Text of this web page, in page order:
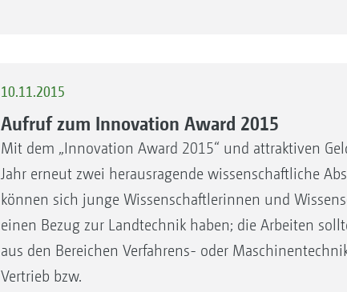
10.11.2015
Aufruf zum Innovation Award 2015
Mit dem „Innovation Award 2015“ und attraktiven
Jahr erneut zwei herausragende wissenschaftliche
können sich junge Wissenschaftlerinnen und
einen Bezug zur Landtechnik haben; die Arbeiten
aus den Bereichen Verfahrens- oder
Vertrieb bzw.